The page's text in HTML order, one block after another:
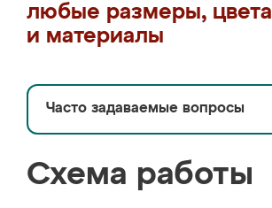
любые размеры, цвета
и материалы
Часто задаваемые вопросы
Схема работы